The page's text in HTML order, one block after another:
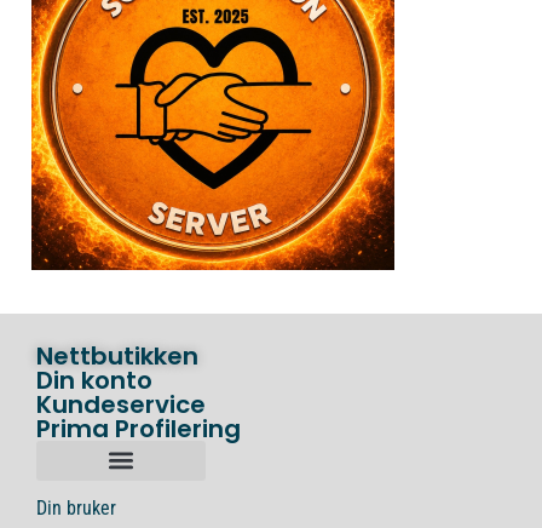
Nettbutikken
Din konto
Kundeservice
Prima Profilering
Din bruker